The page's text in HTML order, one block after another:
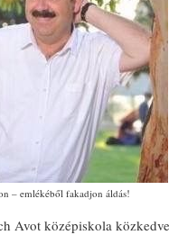
– emlékéből fakadjon áldás!
Avot középiskola